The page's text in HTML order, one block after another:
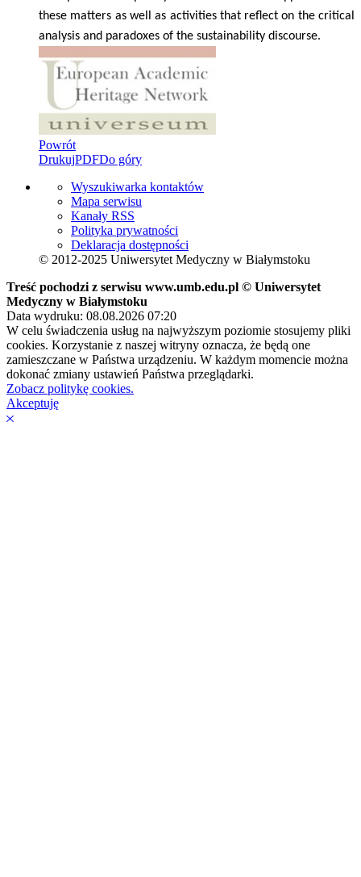
these matters as well as activities that reflect on the critical
analysis and paradoxes of the sustainability discourse.
Powrót
DrukujPDFDo góry
Wyszukiwarka kontaktów
Mapa serwisu
Kanały RSS
Polityka prywatności
Deklaracja dostępności
© 2012-2025 Uniwersytet Medyczny w Białymstoku
Treść pochodzi z serwisu www.umb.edu.pl © Uniwersytet
Medyczny w Białymstoku
Data wydruku: 08.08.2026 07:20
W celu świadczenia usług na najwyższym poziomie stosujemy pliki
cookies. Korzystanie z naszej witryny oznacza, że będą one
zamieszczane w Państwa urządzeniu. W każdym momencie można
dokonać zmiany ustawień Państwa przeglądarki.
Zobacz politykę cookies.
Akceptuję